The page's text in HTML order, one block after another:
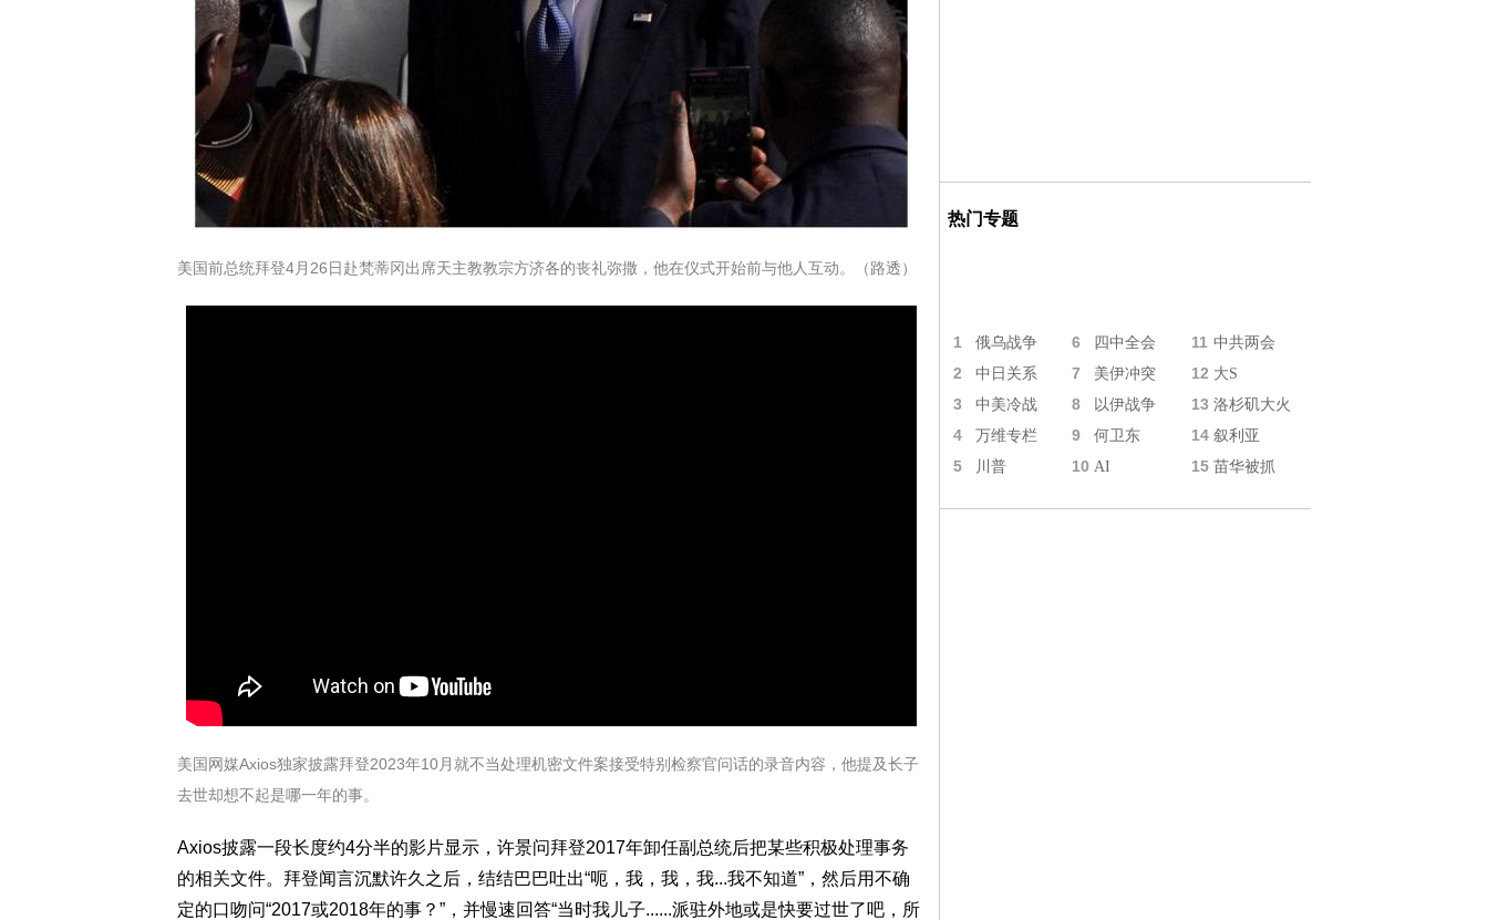
美国前总统拜登4月26日赴梵蒂冈出席天主教教宗方济各的丧礼弥撒，他在仪式开始前与他人互动。（路透）
美国网媒Axios独家披露拜登2023年10月就不当处理机密文件案接受特别检察官问话的录音内容，他提及长子
去世却想不起是哪一年的事。
Axios披露一段长度约4分半的影片显示，许景问拜登2017年卸任副总统后把某些积极处理事务
的相关文件。拜登闻言沉默许久之后，结结巴巴吐出“呃，我，我，我...我不知道”，然后用不确
定的口吻问“2017或2018年的事？”，并慢速回答“当时我儿子......派驻外地或是快要过世了吧，所
热门专题
1 俄乌战争 6 四中全会 11 中共两会
2 中日关系 7 美伊冲突 12 大S
3 中美冷战 8 以伊战争 13 洛杉矶大火
4 万维专栏 9 何卫东 14 叙利亚
5 川普 10 AI 15 苗华被抓